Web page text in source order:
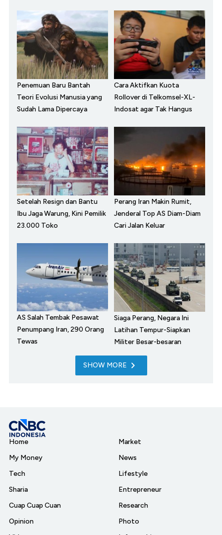
Penemuan Baru Bantah
Teori Evolusi Manusia yang
Sudah Lama Dipercaya
Cara Aktifkan Kuota
Rollover di Telkomsel-XL-
Indosat agar Tak Hangus
Setelah Resign dan Bantu
Ibu Jaga Warung, Kini Pemilik
23.000 Toko
Perang Iran Makin Rumit,
Jenderal Top AS Diam-Diam
Cari Jalan Keluar
AS Salah Tembak Pesawat
Penumpang Iran, 290 Orang
Tewas
Siaga Perang, Negara Ini
Latihan Tempur-Siapkan
Militer Besar-besaran
SHOW MORE
Home
My Money
Tech
Sharia
Cuap Cuap Cuan
Opinion
Market
News
Lifestyle
Entrepreneur
Research
Photo